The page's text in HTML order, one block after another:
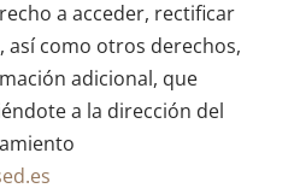
a acceder, rectificar
así como otros derechos,
adicional, que
a la dirección del